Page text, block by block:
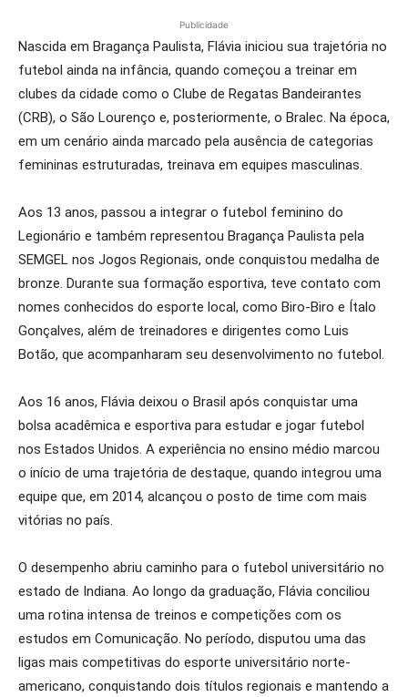
Publicidade
Nascida em Bragança Paulista, Flávia iniciou sua trajetória no
futebol ainda na infância, quando começou a treinar em
clubes da cidade como o Clube de Regatas Bandeirantes
(CRB), o São Lourenço e, posteriormente, o Bralec. Na época,
em um cenário ainda marcado pela ausência de categorias
femininas estruturadas, treinava em equipes masculinas.
Aos 13 anos, passou a integrar o futebol feminino do
Legionário e também representou Bragança Paulista pela
SEMGEL nos Jogos Regionais, onde conquistou medalha de
bronze. Durante sua formação esportiva, teve contato com
nomes conhecidos do esporte local, como Biro-Biro e Ítalo
Gonçalves, além de treinadores e dirigentes como Luis
Botão, que acompanharam seu desenvolvimento no futebol.
Aos 16 anos, Flávia deixou o Brasil após conquistar uma
bolsa acadêmica e esportiva para estudar e jogar futebol
nos Estados Unidos. A experiência no ensino médio marcou
o início de uma trajetória de destaque, quando integrou uma
equipe que, em 2014, alcançou o posto de time com mais
vitórias no país.
O desempenho abriu caminho para o futebol universitário no
estado de Indiana. Ao longo da graduação, Flávia conciliou
uma rotina intensa de treinos e competições com os
estudos em Comunicação. No período, disputou uma das
ligas mais competitivas do esporte universitário norte-
americano, conquistando dois títulos regionais e mantendo a